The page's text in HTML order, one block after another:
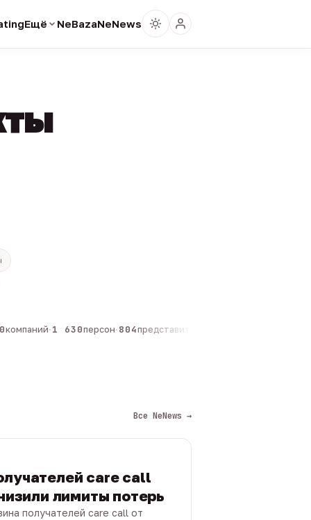
Ещё NeBazaNeNews
·1 630персон·804представителей
Все NeNews →
care call
лимиты потерь
получателей care call от